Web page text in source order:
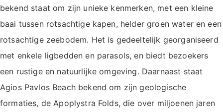
bekend staat om zijn unieke kenmerken, met een kleine
baai tussen rotsachtige kapen, helder groen water en een
rotsachtige zeebodem. Het is gedeeltelijk georganiseerd
met enkele ligbedden en parasols, en biedt bezoekers
een rustige en natuurlijke omgeving. Daarnaast staat
Agios Pavlos Beach bekend om zijn geologische
formaties, de Apoplystra Folds, die over miljoenen jaren